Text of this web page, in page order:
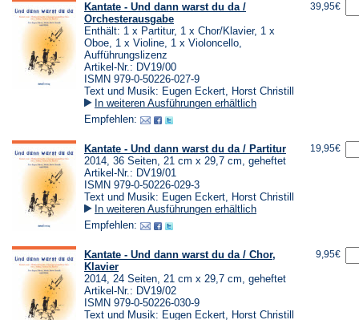
Kantate - Und dann warst du da /
Orchesterausgabe
Enthält: 1 x Partitur, 1 x Chor/Klavier, 1 x
Oboe, 1 x Violine, 1 x Violoncello,
Aufführungslizenz
Artikel-Nr.: DV19/00
ISMN 979-0-50226-027-9
Text und Musik: Eugen Eckert, Horst Christill
In weiteren Ausführungen erhältlich
Empfehlen:
39,95€
Kantate - Und dann warst du da / Partitur
2014, 36 Seiten, 21 cm x 29,7 cm, geheftet
Artikel-Nr.: DV19/01
ISMN 979-0-50226-029-3
Text und Musik: Eugen Eckert, Horst Christill
In weiteren Ausführungen erhältlich
Empfehlen:
19,95€
Kantate - Und dann warst du da / Chor,
Klavier
2014, 24 Seiten, 21 cm x 29,7 cm, geheftet
Artikel-Nr.: DV19/02
ISMN 979-0-50226-030-9
Text und Musik: Eugen Eckert, Horst Christill
9,95€